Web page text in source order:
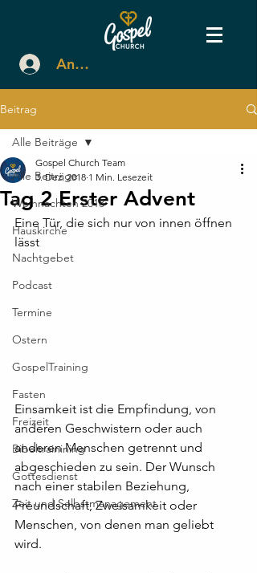
Anmelden
Beitrag
Alle Beiträge
Weihnachten 2018
Hauskirche
Nachtgebet
Podcast
Termine
Ostern
GospelTraining
Fasten
Freizeit
Bibeltrainining
Gottesdienst
Zeit und Selbstmanagement
Alle Beiträge
Tag 2 Erster Advent
Gospel Church Team
3. Dez. 2018 1 Min. Lesezeit
Eine Tür, die sich nur von innen öffnen
lässt
Einsamkeit ist die Empfindung, von
anderen Geschwistern oder auch
anderen Menschen getrennt und
abgeschieden zu sein. Der Wunsch
nach einer stabilen Beziehung,
Freundschaft, Zweisamkeit oder
Menschen, von denen man geliebt
wird.